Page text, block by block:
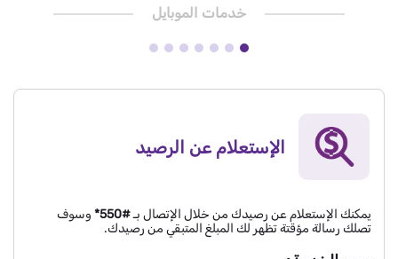
خدمات الموبايل
الإستعلام عن الرصيد
يمكنك الإستعلام عن رصيدك من خلال الإتصال بـ#550*
وسوف
تصلك رسالة مؤقتة تظهر لك المبلغ المتبقي من رصيدك.